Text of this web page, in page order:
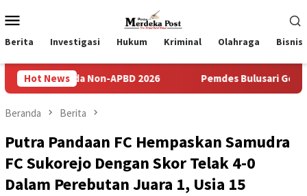
ke
kontenMobile
Berita Investigasi Hukum Kriminal Olahraga Bisnis
Hot News
APBD 2026 Pemdes Bulusari Gelar Musrenbangdes
Beranda Berita
Putra Pandaan FC Hempaskan Samudra
FC Sukorejo Dengan Skor Telak 4-0
Dalam Perebutan Juara 1, Usia 15